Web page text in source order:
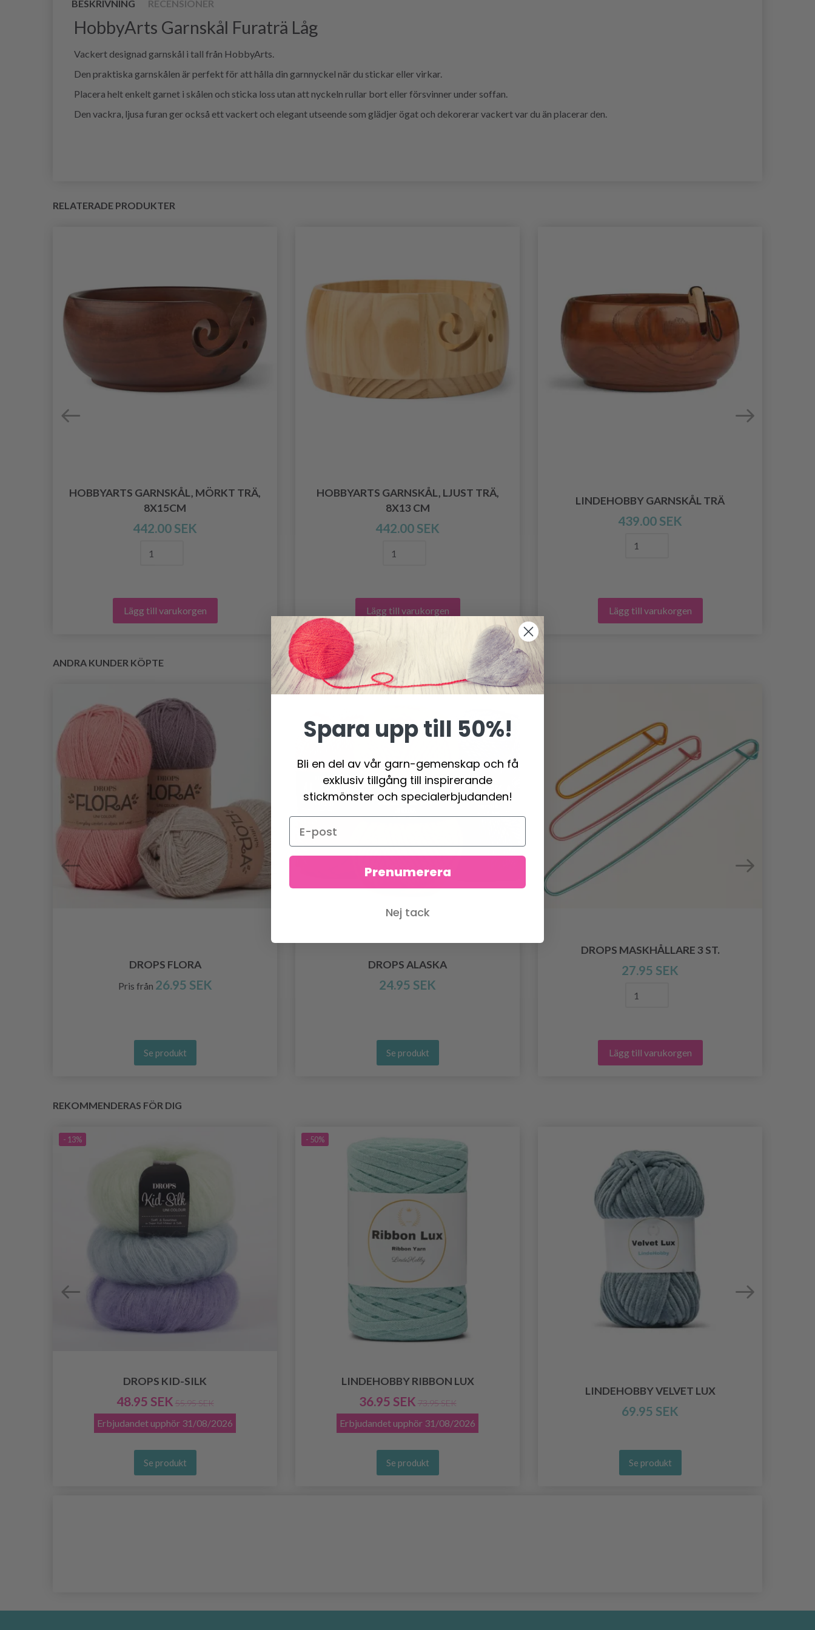
BESKRIVNING RECENSIONER
HobbyArts Garnskål Furaträ Låg
Vackert designad garnskål i tall från HobbyArts.
Den praktiska garnskålen är perfekt för att hålla din garnnyckel när du stickar eller virkar.
Placera helt enkelt garnet i skålen och sticka loss utan att nyckeln rullar bort eller försvinner under soffan.
Den vackra, ljusa furan ger också ett vackert och elegant utseende som glädjer ögat och dekorerar vackert var du än placerar den.
RELATERADE PRODUKTER
HOBBYARTS GARNSKÅL, MÖRKT TRÄ,
8X15CM
442.00 SEK
Lägg till varukorgen
HOBBYARTS GARNSKÅL, LJUST TRÄ,
8X13 CM
442.00 SEK
Lägg till varukorgen
LINDEHOBBY GARNSKÅL TRÄ
439.00 SEK
Lägg till varukorgen
ANDRA KUNDER KÖPTE
DROPS FLORA
Pris från 26.95 SEK
Se produkt
DROPS ALASKA
24.95 SEK
Se produkt
DROPS MASKHÅLLARE 3 ST.
27.95 SEK
Lägg till varukorgen
REKOMMENDERAS FÖR DIG
- 13%
DROPS KID-SILK
48.95 SEK 55.95 SEK
Erbjudandet upphör 31/08/2026
Se produkt
- 50%
LINDEHOBBY RIBBON LUX
36.95 SEK 73.95 SEK
Erbjudandet upphör 31/08/2026
Se produkt
LINDEHOBBY VELVET LUX
69.95 SEK
Se produkt
Spara upp till 50%!
Bli en del av vår garn-gemenskap och få
exklusiv tillgång till inspirerande
stickmönster och specialerbjudanden!
Prenumerera
Nej tack